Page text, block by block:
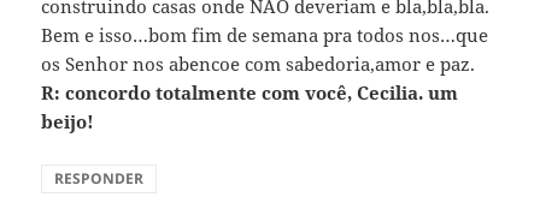
construindo casas onde NAO deveriam e bla,bla,bla.
Bem e isso…bom fim de semana pra todos nos…que
os Senhor nos abencoe com sabedoria,amor e paz.
R: concordo totalmente com você, Cecilia. um
beijo!
RESPONDER